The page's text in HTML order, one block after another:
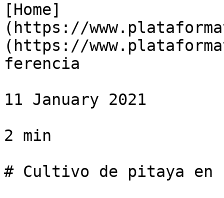
[Home]
(https://
(https://
ferencia
11 January 2021
2 min
# Cultivo de pitaya en